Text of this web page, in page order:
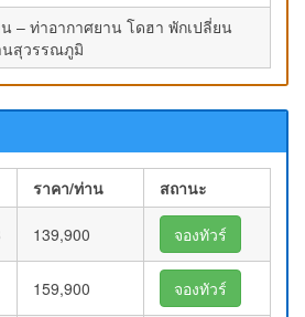
– ท่าอากาศยาน โดฮา พักเปลี่ยน
นสุวรรณภูมิ
ราคา/ท่าน สถานะ
139,900 จองทัวร์
159,900 จองทัวร์